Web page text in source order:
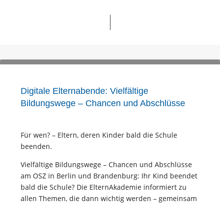
Digitale Elternabende: Vielfältige
Bildungswege – Chancen und Abschlüsse
Für wen? – Eltern, deren Kinder bald die Schule
beenden.
Vielfältige Bildungswege – Chancen und Abschlüsse
am OSZ in Berlin und Brandenburg: Ihr Kind beendet
bald die Schule? Die ElternAkademie informiert zu
allen Themen, die dann wichtig werden – gemeinsam